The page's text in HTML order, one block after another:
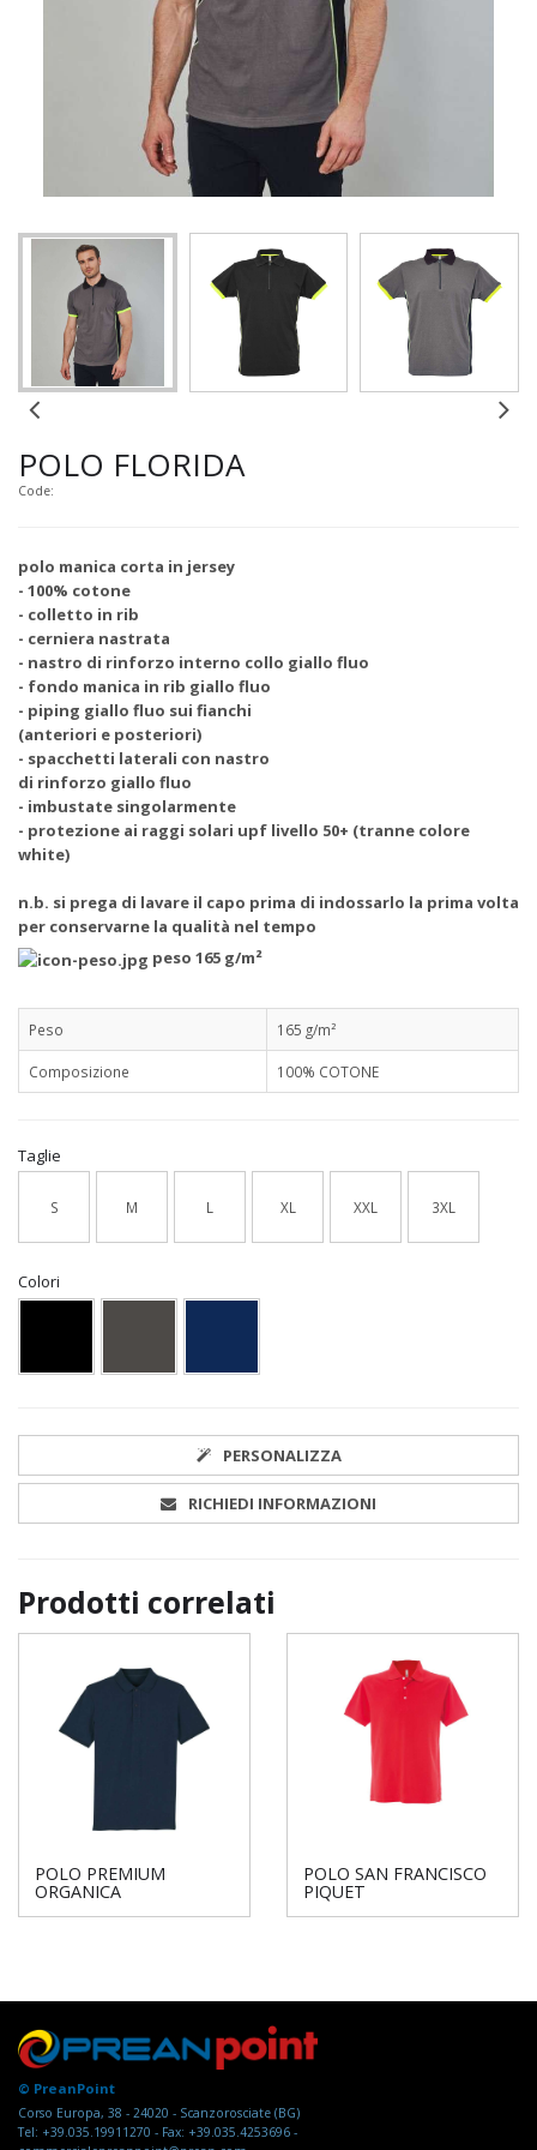
POLO FLORIDA
Code:
polo manica corta in jersey
- 100% cotone
- colletto in rib
- cerniera nastrata
- nastro di rinforzo interno collo giallo fluo
- fondo manica in rib giallo fluo
- piping giallo fluo sui fianchi
(anteriori e posteriori)
- spacchetti laterali con nastro
di rinforzo giallo fluo
- imbustate singolarmente
- protezione ai raggi solari upf livello 50+ (tranne colore
white)
n.b. si prega di lavare il capo prima di indossarlo la prima volta
per conservarne la qualità nel tempo
peso 165 g/m²
Peso 165 g/m²
Composizione 100% COTONE
Taglie
S M L XL XXL 3XL
Colori
PERSONALIZZA
RICHIEDI INFORMAZIONI
Prodotti correlati
POLO PREMIUM
ORGANICA
POLO SAN FRANCISCO
PIQUET
© PreanPoint
Corso Europa, 38 - 24020 - Scanzorosciate (BG)
Tel: +39.035.19911270 - Fax: +39.035.4253696 -